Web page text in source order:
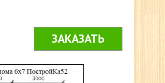
ЗАКАЗАТЬ